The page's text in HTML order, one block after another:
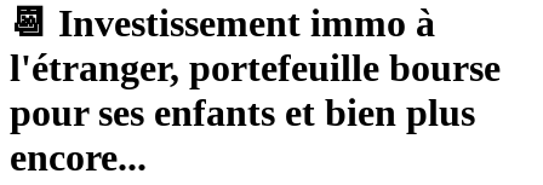
📆 Investissement immo à
l'étranger, portefeuille bourse
pour ses enfants et bien plus
encore...